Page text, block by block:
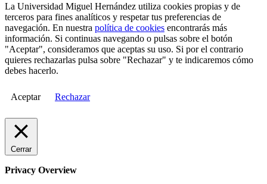
La Universidad Miguel Hernández utiliza cookies propias y de
terceros para fines analíticos y respetar tus preferencias de
navegación. En nuestra política de cookies encontrarás más
información. Si continuas navegando o pulsas sobre el botón
"Aceptar", consideramos que aceptas su uso. Si por el contrario
quieres rechazarlas pulsa sobre "Rechazar" y te indicaremos cómo
debes hacerlo.
Aceptar Rechazar
Cerrar
Privacy Overview